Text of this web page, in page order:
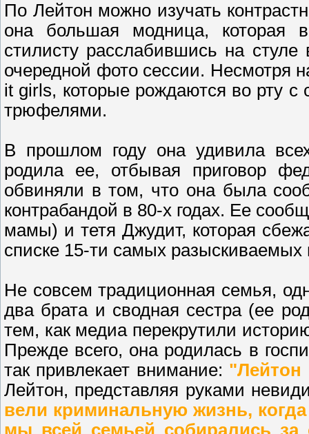
По Лейтон можно изучать
она большая модница, которая
стилисту расслабившись на
очередной фото сессии. Несмотря
it girls, которые рождаются во рту
трюфелями.
В прошлом году она удивила
родила ее, отбывая приговор
обвиняли в том, что она была
контрабандой в 80-х годах. Ее
мамы) и тетя Джудит, которая
списке 15-ти самых разыскиваемых
Не совсем традиционная семья,
два брата и сводная сестра (ее
тем, как медиа перекрутили
Прежде всего, она родилась в
так привлекает внимание: "Лейтон
Лейтон, представляя руками
вели криминальную жизнь,
мы всей семьей собирались